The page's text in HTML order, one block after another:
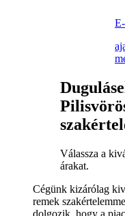
Válassza a
árakat.
Cégünk kizárólag
remek
dolgozik, hogy a